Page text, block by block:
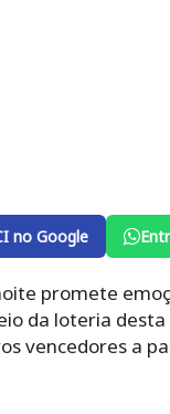
no Google
promete
da loteria
vencedores a